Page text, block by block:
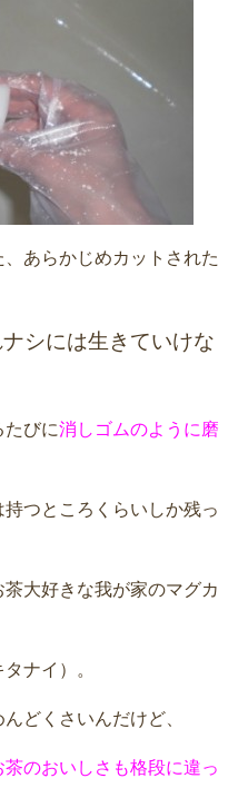
あらかじめカットされた
ナシには生きていけな
たびに消しゴムのように磨
つところくらいしか残っ
大好きな我が家のマグカ
ナイ）。
どくさいんだけど、
茶のおいしさも格段に違っ